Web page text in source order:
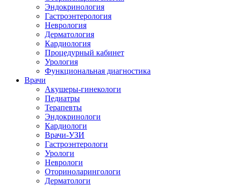
Эндокринология
Гастроэнтерология
Неврология
Дерматология
Кардиология
Процедурный кабинет
Урология
Функциональная диагностика
Врачи
Акушеры-гинекологи
Педиатры
Терапевты
Эндокринологи
Кардиологи
Врачи-УЗИ
Гастроэнтерологи
Урологи
Неврологи
Оториноларингологи
Дерматологи